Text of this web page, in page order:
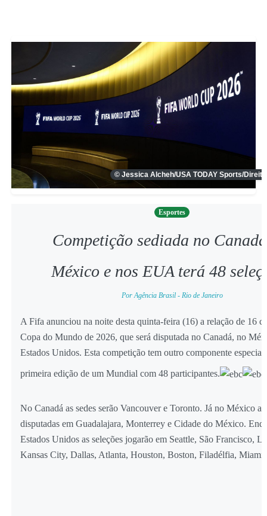
© Jessica Alcheh/USA TODAY Sports/
Esportes
Competição sediada no
México e nos EUA terá 48
Por Agência Brasil - Rio de Janeiro
A Fifa anunciou na noite desta quinta-feira (16) a relação de 16
Copa do Mundo de 2026, que será disputada no Canadá, no
Estados Unidos. Esta competição tem outro componente
primeira edição de um Mundial com 48 participantes.
No Canadá as sedes serão Vancouver e Toronto. Já no México as
disputadas em Guadalajara, Monterrey e Cidade do México.
Estados Unidos as seleções jogarão em Seattle, São Francisco,
Kansas City, Dallas, Atlanta, Houston, Boston, Filadélfia, Miami